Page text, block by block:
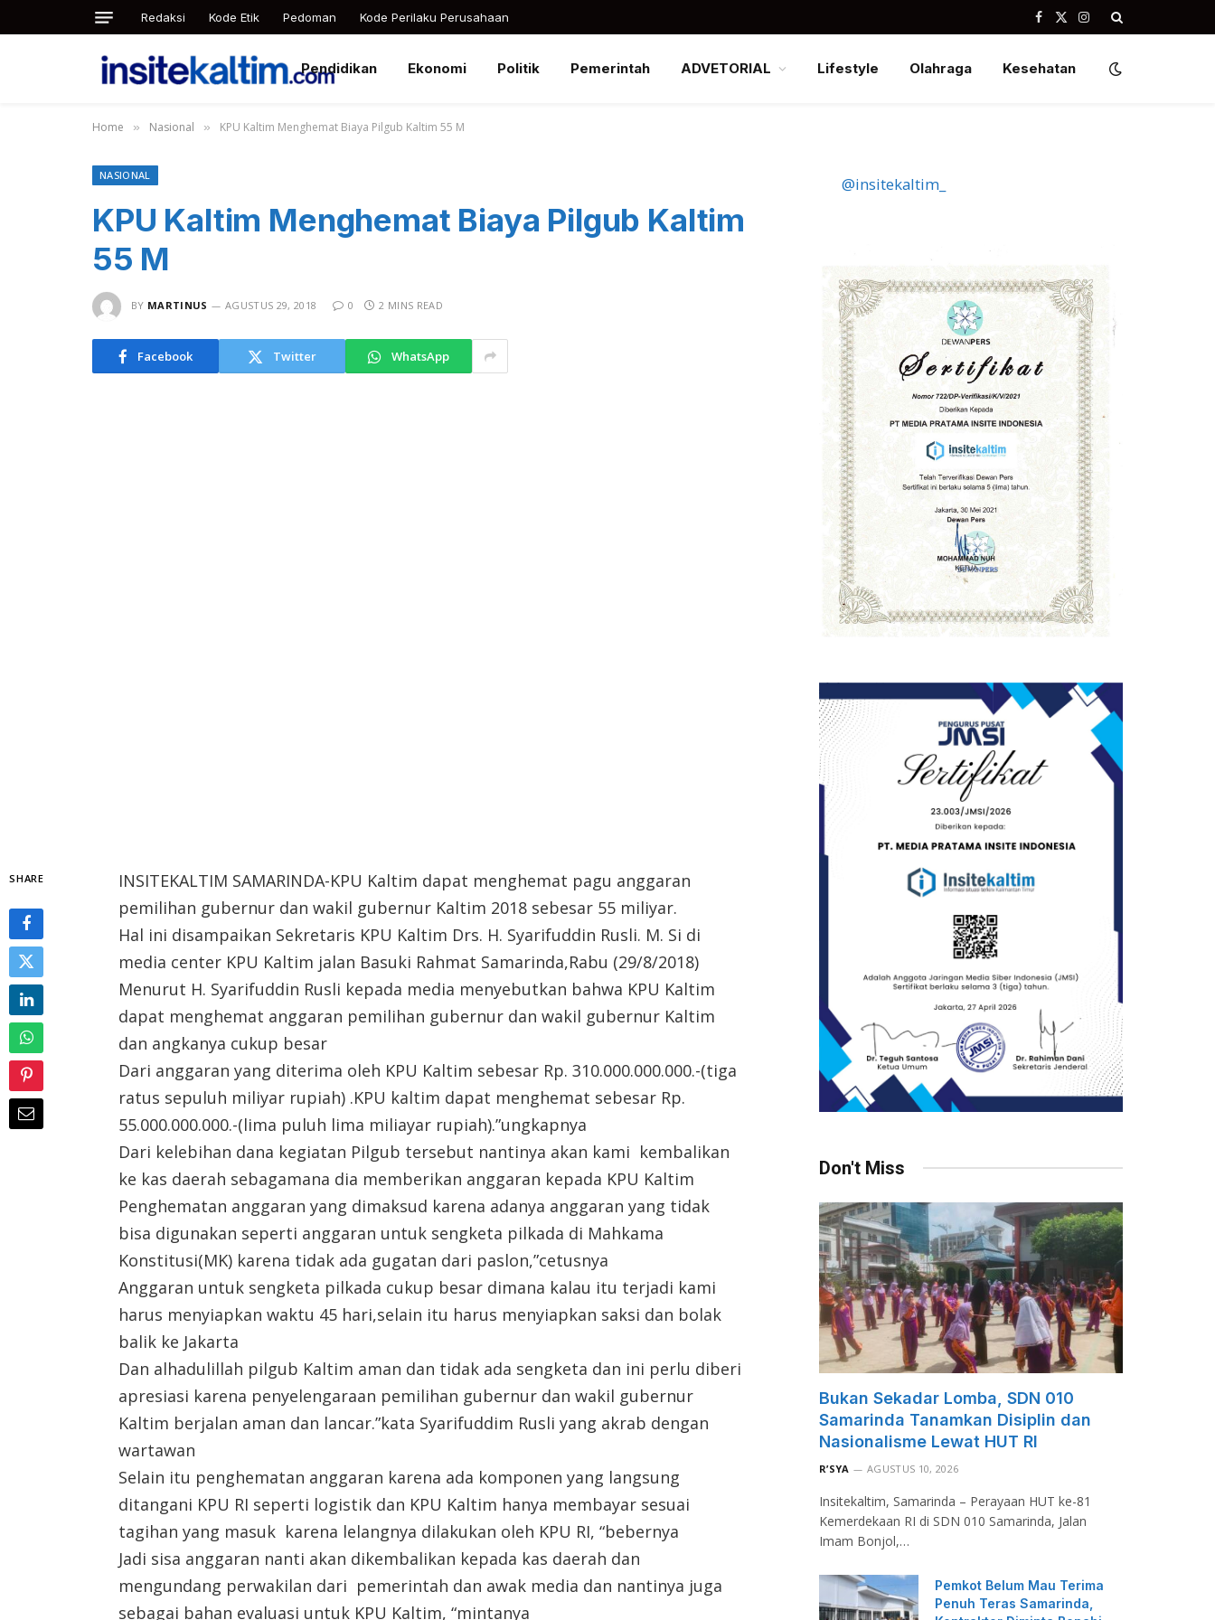
Redaksi Kode Etik Pedoman Kode Perilaku Perusahaan Facebook
X
Instagram
Pendidikan Ekonomi Politik Pemerintah ADVETORIAL Lifestyle Olahraga Kesehatan
Home » Nasional » KPU Kaltim Menghemat Biaya Pilgub Kaltim 55 M
NASIONAL
KPU Kaltim Menghemat Biaya Pilgub Kaltim
55 M
BY MARTINUS AGUSTUS 29, 2018 0 2 MINS READ
Facebook Twitter WhatsApp
SHARE
INSITEKALTIM SAMARINDA-KPU Kaltim dapat menghemat pagu anggaran
pemilihan gubernur dan wakil gubernur Kaltim 2018 sebesar 55 miliyar.
Hal ini disampaikan Sekretaris KPU Kaltim Drs. H. Syarifuddin Rusli. M. Si di
media center KPU Kaltim jalan Basuki Rahmat Samarinda,Rabu (29/8/2018)
Menurut H. Syarifuddin Rusli kepada media menyebutkan bahwa KPU Kaltim
dapat menghemat anggaran pemilihan gubernur dan wakil gubernur Kaltim
dan angkanya cukup besar
Dari anggaran yang diterima oleh KPU Kaltim sebesar Rp. 310.000.000.000.-(tiga
ratus sepuluh miliyar rupiah) .KPU kaltim dapat menghemat sebesar Rp.
55.000.000.000.-(lima puluh lima miliayar rupiah).”ungkapnya
Dari kelebihan dana kegiatan Pilgub tersebut nantinya akan kami kembalikan
ke kas daerah sebagamana dia memberikan anggaran kepada KPU Kaltim
Penghematan anggaran yang dimaksud karena adanya anggaran yang tidak
bisa digunakan seperti anggaran untuk sengketa pilkada di Mahkama
Konstitusi(MK) karena tidak ada gugatan dari paslon,”cetusnya
Anggaran untuk sengketa pilkada cukup besar dimana kalau itu terjadi kami
harus menyiapkan waktu 45 hari,selain itu harus menyiapkan saksi dan bolak
balik ke Jakarta
Dan alhadulillah pilgub Kaltim aman dan tidak ada sengketa dan ini perlu diberi
apresiasi karena penyelengaraan pemilihan gubernur dan wakil gubernur
Kaltim berjalan aman dan lancar.”kata Syarifuddim Rusli yang akrab dengan
wartawan
Selain itu penghematan anggaran karena ada komponen yang langsung
ditangani KPU RI seperti logistik dan KPU Kaltim hanya membayar sesuai
tagihan yang masuk karena lelangnya dilakukan oleh KPU RI, “bebernya
Jadi sisa anggaran nanti akan dikembalikan kepada kas daerah dan
mengundang perwakilan dari pemerintah dan awak media dan nantinya juga
sebagai bahan evaluasi untuk KPU Kaltim, “mintanya
@insitekaltim_
Don't Miss
Bukan Sekadar Lomba, SDN 010
Samarinda Tanamkan Disiplin dan
Nasionalisme Lewat HUT RI
R’SYA AGUSTUS 10, 2026
Insitekaltim, Samarinda – Perayaan HUT ke-81
Kemerdekaan RI di SDN 010 Samarinda, Jalan
Imam Bonjol,…
Pemkot Belum Mau Terima
Penuh Teras Samarinda,